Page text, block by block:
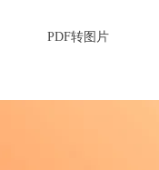
PDF转图片